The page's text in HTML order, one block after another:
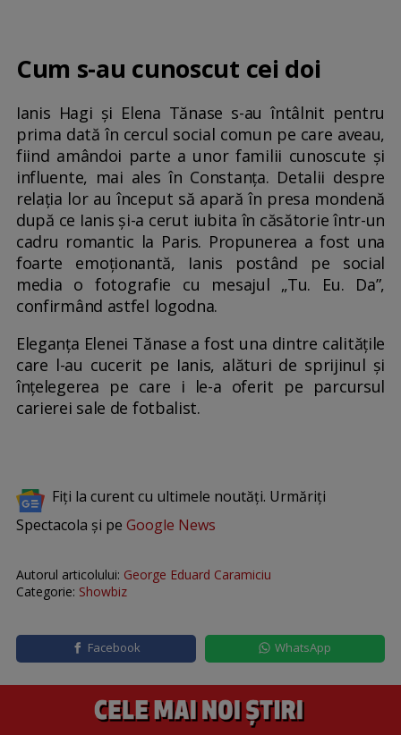
Cum s-au cunoscut cei doi
Ianis Hagi și Elena Tănase s-au întâlnit pentru
prima dată în cercul social comun pe care aveau,
fiind amândoi parte a unor familii cunoscute și
influente, mai ales în Constanța. Detalii despre
relația lor au început să apară în presa mondenă
după ce Ianis și-a cerut iubita în căsătorie într-un
cadru romantic la Paris. Propunerea a fost una
foarte emoționantă, Ianis postând pe social
media o fotografie cu mesajul „Tu. Eu. Da”,
confirmând astfel logodna.
Eleganța Elenei Tănase a fost una dintre calitățile
care l-au cucerit pe Ianis, alături de sprijinul și
înțelegerea pe care i le-a oferit pe parcursul
carierei sale de fotbalist.
Fiți la curent cu ultimele noutăți. Urmăriți
Spectacola și pe Google News
Autorul articolului: George Eduard Caramiciu
Categorie: Showbiz
Facebook WhatsApp